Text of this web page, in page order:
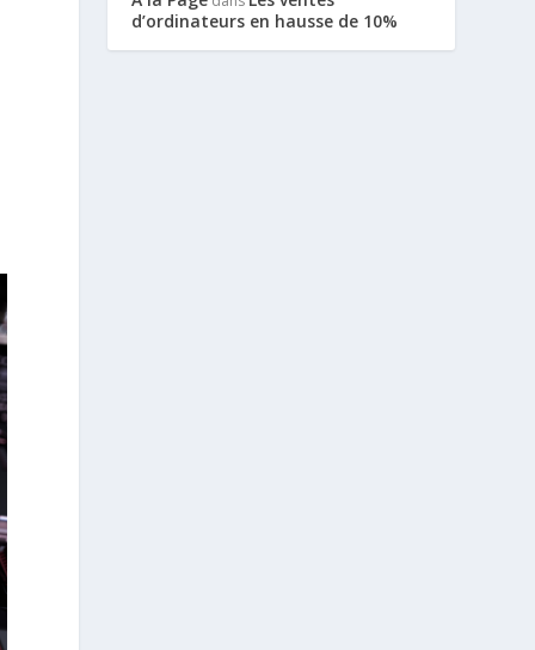
d’ordinateurs en hausse de 10%